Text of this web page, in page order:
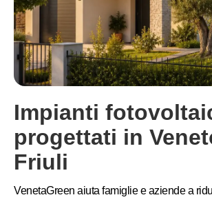
Impianti
progettati in
Friuli
VenetaGreen aiuta famiglie e aziende a